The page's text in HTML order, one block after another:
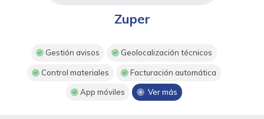
Zuper
Gestión avisos Geolocalización técnicos
Control materiales Facturación automática
App móviles Ver más